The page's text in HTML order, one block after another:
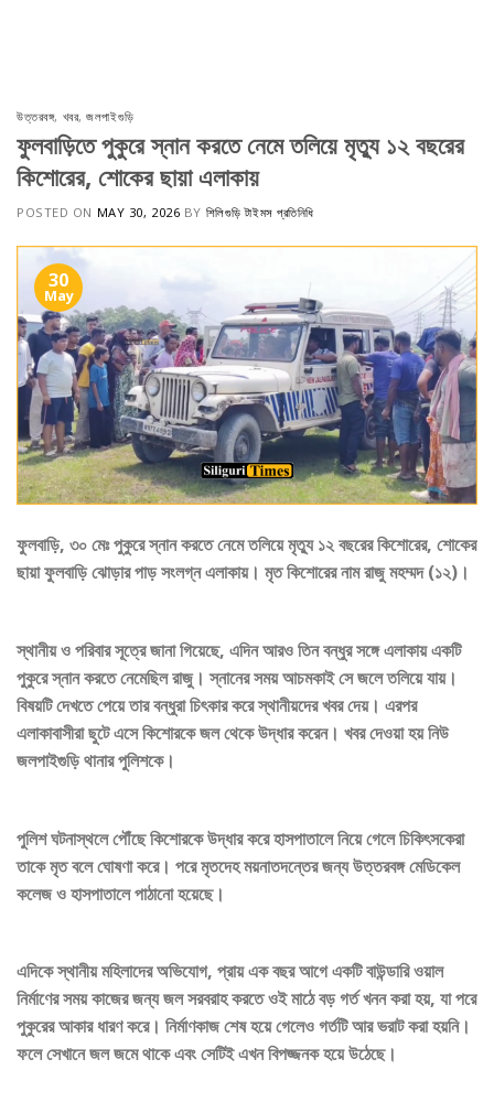
উত্তরবঙ্গ, খবর,জলপাইগুড়ি
ফুলবাড়িতে পুকুরে স্নান করতে নেমে তলিয়ে মৃত্যু ১২ বছরের
কিশোরের, শোকের ছায়া এলাকায়
POSTED ON MAY 30, 2026 BY শিলিগুড়ি টাইমস প্রতিনিধি
30
May
ফুলবাড়ি, ৩০ মেঃ পুকুরে স্নান করতে নেমে তলিয়ে মৃত্যু ১২ বছরের কিশোরের, শোকের
ছায়া ফুলবাড়ি ঝোড়ার পাড় সংলগ্ন এলাকায়। মৃত কিশোরের নাম রাজু মহম্মদ (১২)।
স্থানীয় ও পরিবার সূত্রে জানা গিয়েছে, এদিন আরও তিন বন্ধুর সঙ্গে এলাকায় একটি
পুকুরে স্নান করতে নেমেছিল রাজু। স্নানের সময় আচমকাই সে জলে তলিয়ে যায়।
বিষয়টি দেখতে পেয়ে তার বন্ধুরা চিৎকার করে স্থানীয়দের খবর দেয়। এরপর
এলাকাবাসীরা ছুটে এসে কিশোরকে জল থেকে উদ্ধার করেন। খবর দেওয়া হয় নিউ
জলপাইগুড়ি থানার পুলিশকে।
পুলিশ ঘটনাস্থলে পৌঁছে কিশোরকে উদ্ধার করে হাসপাতালে নিয়ে গেলে চিকিৎসকেরা
তাকে মৃত বলে ঘোষণা করে। পরে মৃতদেহ ময়নাতদন্তের জন্য উত্তরবঙ্গ মেডিকেল
কলেজ ও হাসপাতালে পাঠানো হয়েছে।
এদিকে স্থানীয় মহিলাদের অভিযোগ, প্রায় এক বছর আগে একটি বাউন্ডারি ওয়াল
নির্মাণের সময় কাজের জন্য জল সরবরাহ করতে ওই মাঠে বড় গর্ত খনন করা হয়, যা পরে
পুকুরের আকার ধারণ করে। নির্মাণকাজ শেষ হয়ে গেলেও গর্তটি আর ভরাট করা হয়নি।
ফলে সেখানে জল জমে থাকে এবং সেটিই এখন বিপজ্জনক হয়ে উঠেছে।